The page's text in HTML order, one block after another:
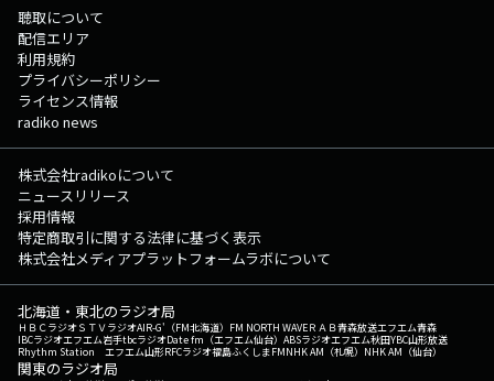
聴取について
配信エリア
利用規約
プライバシーポリシー
ライセンス情報
radiko news
株式会社radikoについて
ニュースリリース
採用情報
特定商取引に関する法律に基づく表示
株式会社メディアプラットフォームラボについて
北海道・東北のラジオ局
ＨＢＣラジオＳＴＶラジオAIR-G'（FM北海道） FM NORTH WAVEＲＡＢ青森放送エフエム青森
IBCラジオエフエム岩手tbcラジオDate fm（エフエム仙台） ABSラジオエフエム秋田YBC山形放送
Rhythm Station エフエム山形RFCラジオ福島ふくしまFMNHK AM（札幌） NHK AM（仙台）
関東のラジオ局